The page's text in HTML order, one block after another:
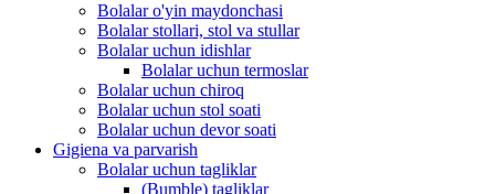
Bolalar o'yin maydonchasi
Bolalar stollari, stol va stullar
Bolalar uchun idishlar
Bolalar uchun termoslar
Bolalar uchun chiroq
Bolalar uchun stol soati
Bolalar uchun devor soati
Gigiena va parvarish
Bolalar uchun tagliklar
(Bumble) tagliklar